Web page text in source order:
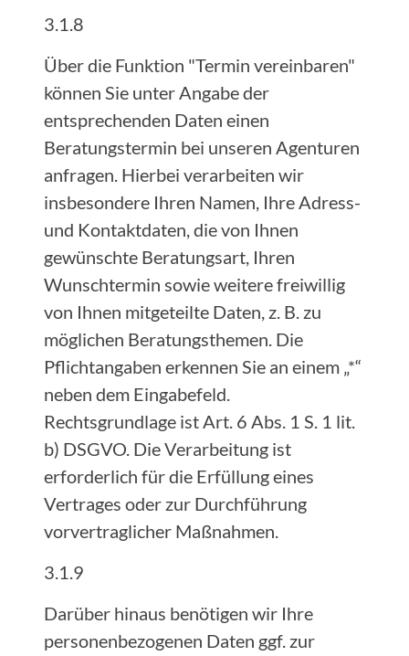
3.1.8
Über die Funktion "Termin vereinbaren"
können Sie unter Angabe der
entsprechenden Daten einen
Beratungstermin bei unseren Agenturen
anfragen. Hierbei verarbeiten wir
insbesondere Ihren Namen, Ihre Adress-
und Kontaktdaten, die von Ihnen
gewünschte Beratungsart, Ihren
Wunschtermin sowie weitere freiwillig
von Ihnen mitgeteilte Daten, z. B. zu
möglichen Beratungsthemen. Die
Pflichtangaben erkennen Sie an einem „*“
neben dem Eingabefeld.
Rechtsgrundlage ist Art. 6 Abs. 1 S. 1 lit.
b) DSGVO. Die Verarbeitung ist
erforderlich für die Erfüllung eines
Vertrages oder zur Durchführung
vorvertraglicher Maßnahmen.
3.1.9
Darüber hinaus benötigen wir Ihre
personenbezogenen Daten ggf. zur